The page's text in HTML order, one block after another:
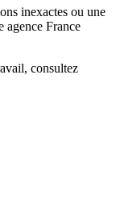
inexactes ou une
agence France
, consultez